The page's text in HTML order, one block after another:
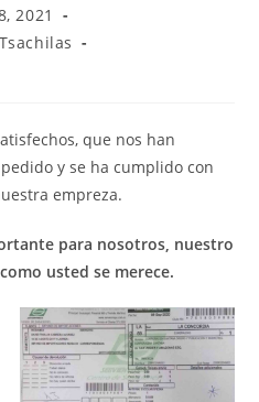
2021
que nos han
y se ha cumplido con
empreza.
para nosotros, nuestro
usted se merece.